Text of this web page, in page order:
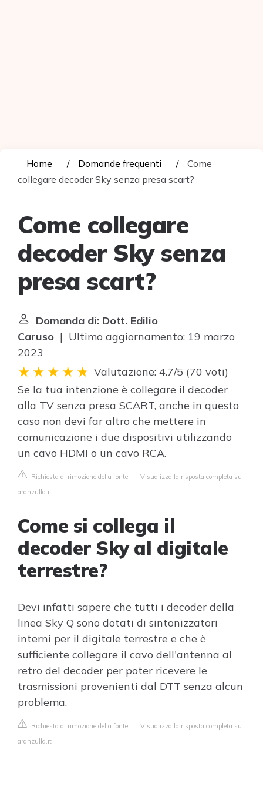
Home Domande frequenti
Come
collegare decoder Sky senza presa scart?
Come collegare
decoder Sky senza
presa scart?
Domanda di: Dott. Edilio
Caruso | Ultimo aggiornamento: 19 marzo
2023
Valutazione: 4.7/5 (70 voti)
Se la tua intenzione è collegare il decoder
alla TV senza presa SCART, anche in questo
caso non devi far altro che mettere in
comunicazione i due dispositivi utilizzando
un cavo HDMI o un cavo RCA.
Richiesta di rimozione della fonte | Visualizza la risposta completa su
aranzulla.it
Come si collega il
decoder Sky al digitale
terrestre?
Devi infatti sapere che tutti i decoder della
linea Sky Q sono dotati di sintonizzatori
interni per il digitale terrestre e che è
sufficiente collegare il cavo dell'antenna al
retro del decoder per poter ricevere le
trasmissioni provenienti dal DTT senza alcun
problema.
Richiesta di rimozione della fonte | Visualizza la risposta completa su
aranzulla.it